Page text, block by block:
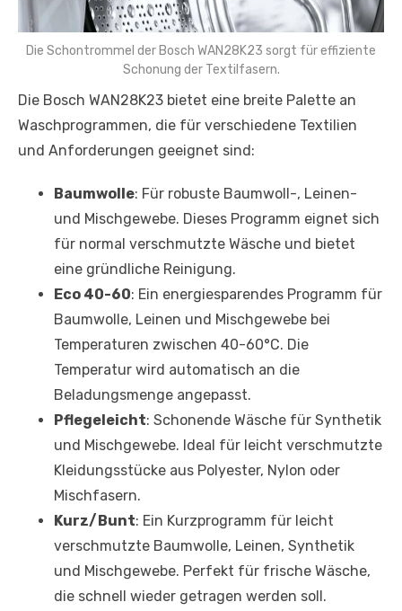
Die Schontrommel der Bosch WAN28K23 sorgt für effiziente
Schonung der Textilfasern.
Die Bosch WAN28K23 bietet eine breite Palette an
Waschprogrammen, die für verschiedene Textilien
und Anforderungen geeignet sind:
Baumwolle: Für robuste Baumwoll-, Leinen-
und Mischgewebe. Dieses Programm eignet sich
für normal verschmutzte Wäsche und bietet
eine gründliche Reinigung.
Eco 40-60: Ein energiesparendes Programm für
Baumwolle, Leinen und Mischgewebe bei
Temperaturen zwischen 40-60°C. Die
Temperatur wird automatisch an die
Beladungsmenge angepasst.
Pflegeleicht: Schonende Wäsche für Synthetik
und Mischgewebe. Ideal für leicht verschmutzte
Kleidungsstücke aus Polyester, Nylon oder
Mischfasern.
Kurz/Bunt: Ein Kurzprogramm für leicht
verschmutzte Baumwolle, Leinen, Synthetik
und Mischgewebe. Perfekt für frische Wäsche,
die schnell wieder getragen werden soll.